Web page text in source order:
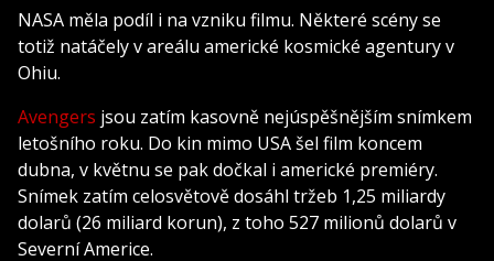
NASA měla podíl i na vzniku filmu. Některé scény se
totiž natáčely v areálu americké kosmické agentury v
Ohiu.
Avengers jsou zatím kasovně nejúspěšnějším snímkem
letošního roku. Do kin mimo USA šel film koncem
dubna, v květnu se pak dočkal i americké premiéry.
Snímek zatím celosvětově dosáhl tržeb 1,25 miliardy
dolarů (26 miliard korun), z toho 527 milionů dolarů v
Severní Americe.